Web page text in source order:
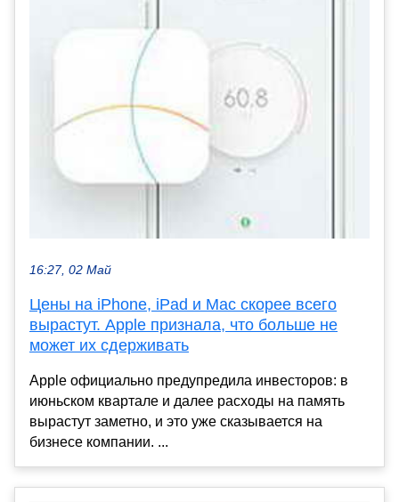
16:27, 02 Май
Цены на iPhone, iPad и Mac скорее всего
вырастут. Apple признала, что больше не
может их сдерживать
Apple официально предупредила инвесторов: в
июньском квартале и далее расходы на память
вырастут заметно, и это уже сказывается на
бизнесе компании. ...